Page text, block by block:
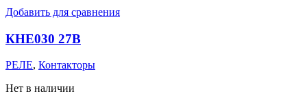
Добавить для сравнения
КНЕ030 27В
РЕЛЕ, Контакторы
Нет в наличии